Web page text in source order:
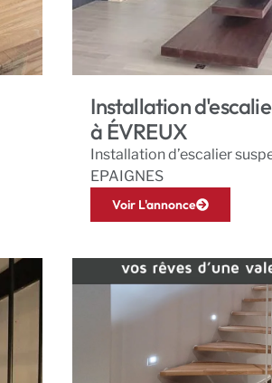
Installation
à ÉVREUX
Installation d’escalier
EPAIGNES
Voir L'annonce